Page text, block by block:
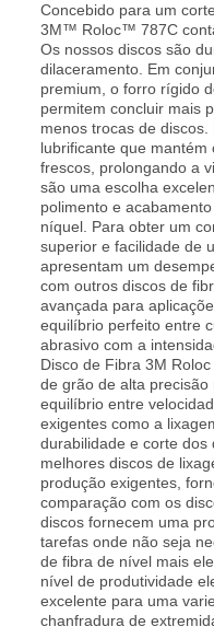
Concebido para um
3M™ Roloc™ 787C
Os nossos discos são
dilaceramento. Em
premium, o forro rígido
permitem concluir mais
menos trocas de
lubrificante que
frescos, prolongando a
são uma escolha
polimento e
níquel. Para obter um
superior e facilidade de
apresentam um
com outros discos de
avançada para
equilíbrio perfeito entre
abrasivo com a
Disco de Fibra 3M
de grão de alta
equilíbrio entre
exigentes como a
durabilidade e corte
melhores discos de
produção exigentes,
comparação com os
discos fornecem uma
tarefas onde não seja
de fibra de nível mais
nível de produtividade
excelente para uma
chanfradura de